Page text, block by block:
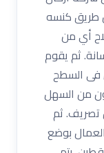
طريق كنسه
أي من
ثم يقوم
فى السطح
من السهل
تصريف. ثم
بوضع